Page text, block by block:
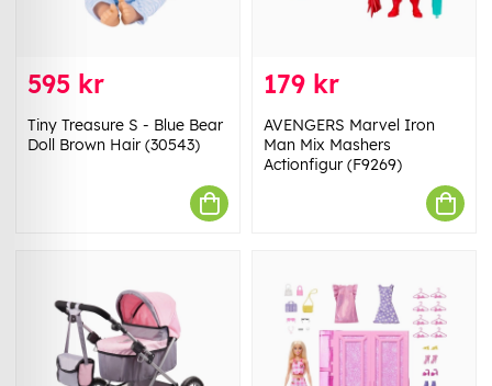
595 kr
Tiny Treasure S - Blue Bear
Doll Brown Hair (30543)
179 kr
AVENGERS Marvel Iron
Man Mix Mashers
Actionfigur (F9269)